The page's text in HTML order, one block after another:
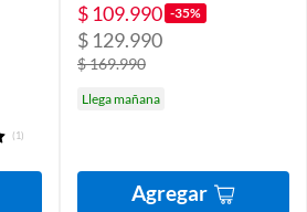
(1)
$ 109.990 -35%
$ 129.990
$ 169.990
Llega mañana
Agregar